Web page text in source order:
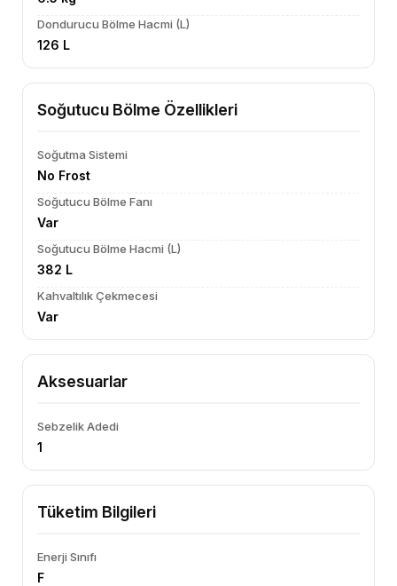
Dondurucu Bölme Hacmi (L)
126 L
Soğutucu Bölme Özellikleri
Soğutma Sistemi
No Frost
Soğutucu Bölme Fanı
Var
Soğutucu Bölme Hacmi (L)
382 L
Kahvaltılık Çekmecesi
Var
Aksesuarlar
Sebzelik Adedi
1
Tüketim Bilgileri
Enerji Sınıfı
F